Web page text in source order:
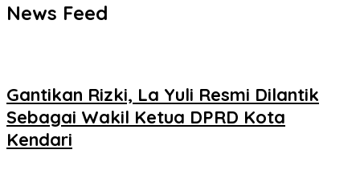
News Feed
Gantikan Rizki, La Yuli Resmi Dilantik
Sebagai Wakil Ketua DPRD Kota
Kendari